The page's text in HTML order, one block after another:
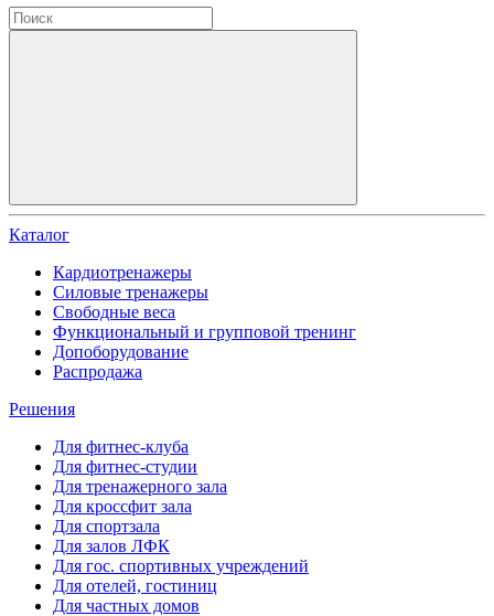
Каталог
Кардиотренажеры
Силовые тренажеры
Свободные веса
Функциональный и групповой тренинг
Допоборудование
Распродажа
Решения
Для фитнес-клуба
Для фитнес-студии
Для тренажерного зала
Для кроссфит зала
Для спортзала
Для залов ЛФК
Для гос. спортивных учреждений
Для отелей, гостиниц
Для частных домов